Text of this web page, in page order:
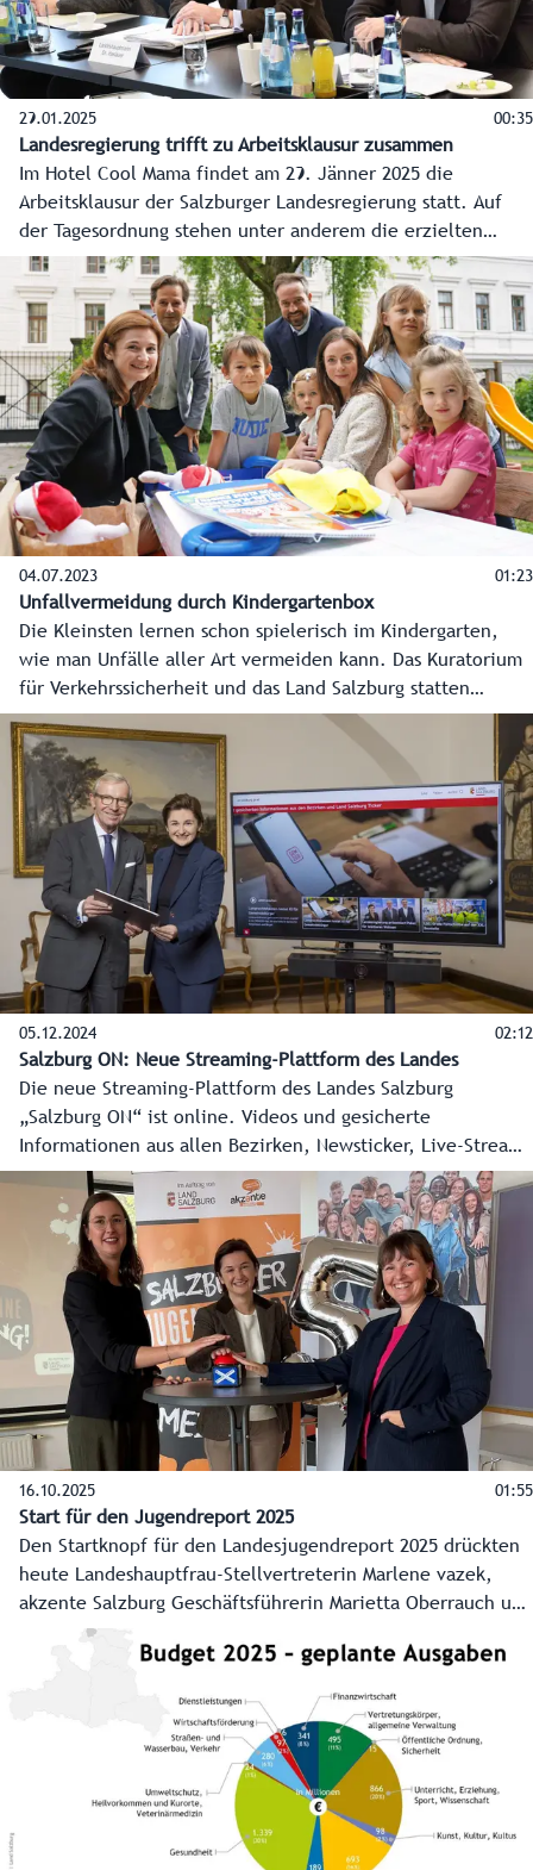
29.01.2025 00:35
Landesregierung trifft zu Arbeitsklausur zusammen
Im Hotel Cool Mama findet am 29. Jänner 2025 die
Arbeitsklausur der Salzburger Landesregierung statt. Auf
der Tagesordnung stehen unter anderem die erzielten
Ergebnisse seit der letzten Klausur und die Vorhaben in
den einzelnen Zuständigkeitsbereichen für das Jahr 2025.
Ein zentraler Punkt der Arbeitsklausur wird auch die
Diskussion über eine neue Ressortverteilung innerhalb der
Landesregierung sein. Über die Ergebnisse wird am
Donnerstag, 30. Jänner 2025, im Rahmen einer
Pressekonferenz informiert.
04.07.2023 01:23
Unfallvermeidung durch Kindergartenbox
Die Kleinsten lernen schon spielerisch im Kindergarten,
wie man Unfälle aller Art vermeiden kann. Das Kuratorium
für Verkehrssicherheit und das Land Salzburg statten
Kindergärten mit der eigens entwickelten Kindergartenbox
aus. Das ist eine wertvolle Unterstützung für
Pädagog:innen mit praxisorientierten Lehrmaterialien zur
Unfallvermeidung und einem Schwerpunkt auf
Schulwegsicherheit.
05.12.2024 02:12
Salzburg ON: Neue Streaming-Plattform des Landes
Die neue Streaming-Plattform des Landes Salzburg
„Salzburg ON“ ist online. Videos und gesicherte
Informationen aus allen Bezirken, Newsticker, Live-Streams
und vieles mehr zeigen die ganze Vielfalt des Landes
Salzburg. Landeshauptmann Wilfried Haslauer und
Landeshauptmann-Stellvertreterin Marlene Svazek drückten
vor kurzem symbolisch auf den Startknopf und Salzburg ON
ging online. Entwickelt wurde Salzburg ON von der
Salzburger Firma „kavedo“ mit Sitz in Puch-Urstein. Philipp
Venningen und Martin Kappacher wagten sich mit dem
Projekt auf neues Terrain. So wird Salzburg ON tagtäglich
die wichtigsten Informationen und schönsten Bilder aus
allen Regionen des Landes Salzburg auf die Smartphones
und Bildschirme der Bevölkerung bringen.
16.10.2025 01:55
Start für den Jugendreport 2025
Den Startknopf für den Landesjugendreport 2025 drückten
heute Landeshauptfrau-Stellvertreterin Marlene vazek,
akzente Salzburg Geschäftsführerin Marietta Oberrauch und
Projektleiterin Daniela Wallinger. Die anonyme Umfrage ist
offen für alle zwischen zwölf und 20 Jahren und ein
Kompass für die Arbeit des Landes im Jugendbereich.